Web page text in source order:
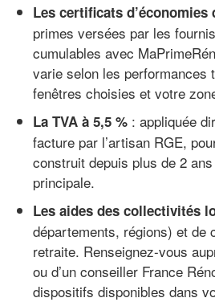
Les certificats d’économies
primes versées par les
cumulables avec
varie selon les performances
fenêtres choisies et votre
La TVA à 5,5 % : appliquée
facture par l’artisan RGE,
construit depuis plus de 2
principale.
Les aides des collectivités
départements, régions) et de
retraite. Renseignez-vous
ou d’un conseiller France
dispositifs disponibles dans